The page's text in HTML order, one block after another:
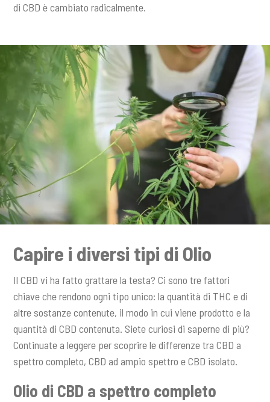
di CBD è cambiato radicalmente.
Capire i diversi tipi di Olio
Il CBD vi ha fatto grattare la testa? Ci sono tre fattori
chiave che rendono ogni tipo unico: la quantità di THC e di
altre sostanze contenute, il modo in cui viene prodotto e la
quantità di CBD contenuta. Siete curiosi di saperne di più?
Continuate a leggere per scoprire le differenze tra CBD a
spettro completo, CBD ad ampio spettro e CBD isolato.
Olio di CBD a spettro completo